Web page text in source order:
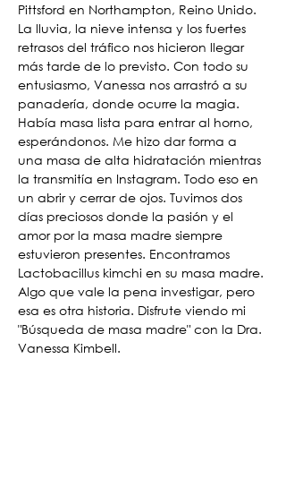
Pittsford en Northampton, Reino Unido.
La lluvia, la nieve intensa y los fuertes
retrasos del tráfico nos hicieron llegar
más tarde de lo previsto. Con todo su
entusiasmo, Vanessa nos arrastró a su
panadería, donde ocurre la magia.
Había masa lista para entrar al horno,
esperándonos. Me hizo dar forma a
una masa de alta hidratación mientras
la transmitía en Instagram. Todo eso en
un abrir y cerrar de ojos. Tuvimos dos
días preciosos donde la pasión y el
amor por la masa madre siempre
estuvieron presentes. Encontramos
Lactobacillus kimchi en su masa madre.
Algo que vale la pena investigar, pero
esa es otra historia. Disfrute viendo mi
"Búsqueda de masa madre" con la Dra.
Vanessa Kimbell.